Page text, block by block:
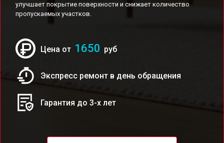
улучшает покрытие поверхности и снижает количество
пропускаемых участков.
Цена от 1650 руб
Экспресс ремонт в день обращения
Гарантия до 3-х лет